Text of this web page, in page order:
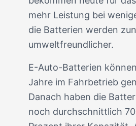
mehr Leistung bei
die Batterien werden
umweltfreundlicher.
E-Auto-Batterien
Jahre im Fahrbetrieb
Danach haben die
noch durchschnittlich